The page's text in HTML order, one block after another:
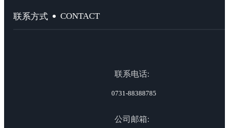
联系方式 CONTACT
联系电话:
0731-88388785
公司邮箱: